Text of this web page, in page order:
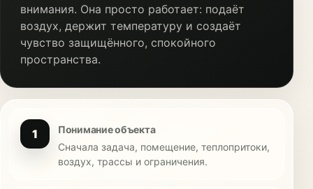
внимания. Она просто работает: подаёт
воздух, держит температуру и создаёт
чувство защищённого, спокойного
пространства.
1
Понимание объекта
Сначала задача, помещение, теплопритоки,
воздух, трассы и ограничения.